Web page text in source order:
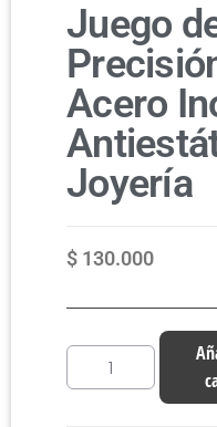
Juego
Acero
Joyería
$ 130.000